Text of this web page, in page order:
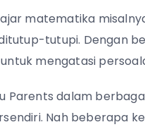
matematika
tutupi. Dengan
mengatasi
dalam
Nah beberapa